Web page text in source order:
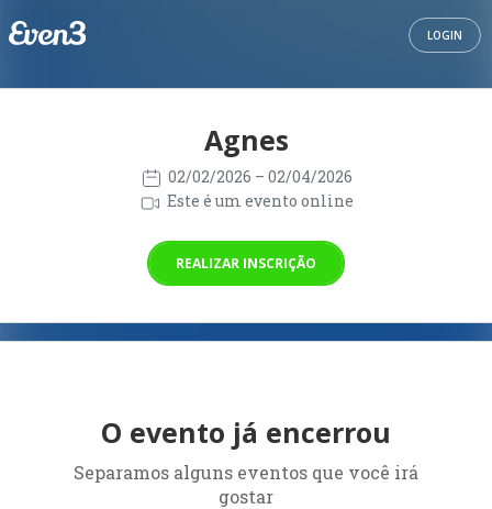
LOGIN
Agnes
02/02/2026 – 02/04/2026
Este é um evento online
REALIZAR INSCRIÇÃO
O evento já encerrou
Separamos alguns eventos que você irá
gostar